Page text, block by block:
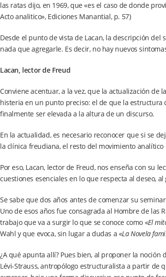
las ratas dijo, en 1969, que «es el caso de donde
Acto analitico», Ediciones Manantial, p. 57)
Desde el punto de vista de Lacan, la descripción
nada que agregarle. Es decir, no hay nuevos
Lacan, lector de Freud
Conviene acentuar, a la vez, que la actualización
histeria en un punto preciso: el de que la estructura
finalmente ser elevada a la altura de un discurso.
En la actualidad, es necesario reconocer que si se
la clínica freudiana, el resto del movimiento
Por eso, Lacan, lector de Freud, nos enseña con su
cuestiones esenciales en lo que respecta al deseo,
Se sabe que dos años antes de comenzar su
Uno de esos años fue consagrada al Hombre de las
trabajo que va a surgir lo que se conoce como «El
Wahl y que evoca, sin lugar a dudas a «La Novela
¿A qué apunta allí? Pues bien, al proponer la
Lévi-Strauss, antropólogo estructuralista a partir de